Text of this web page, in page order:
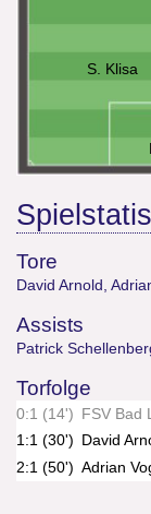
S. Klisa
Tore
David Arnold
Assists
Patrick
Torfolge
0:1 (14') FSV Bad
1:1 (30') David
2:1 (50') Adrian